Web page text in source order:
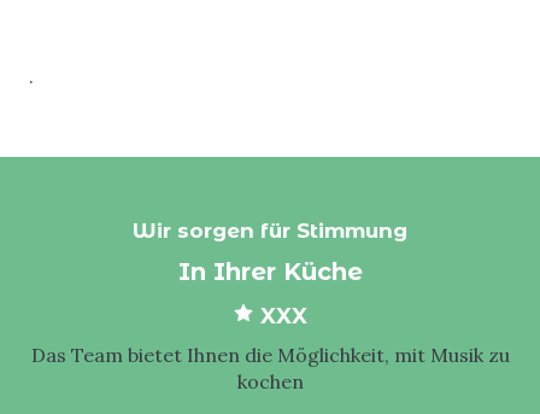
.
Wir sorgen für Stimmung
In Ihrer Küche
XXX
Das Team bietet Ihnen die Möglichkeit, mit Musik zu
kochen